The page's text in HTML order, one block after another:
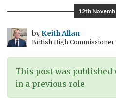
поминовения
отмечался
на
Северо-
Западе
России
12th
byKeith Allan
British High Commissioner
This post was published
in a previous role